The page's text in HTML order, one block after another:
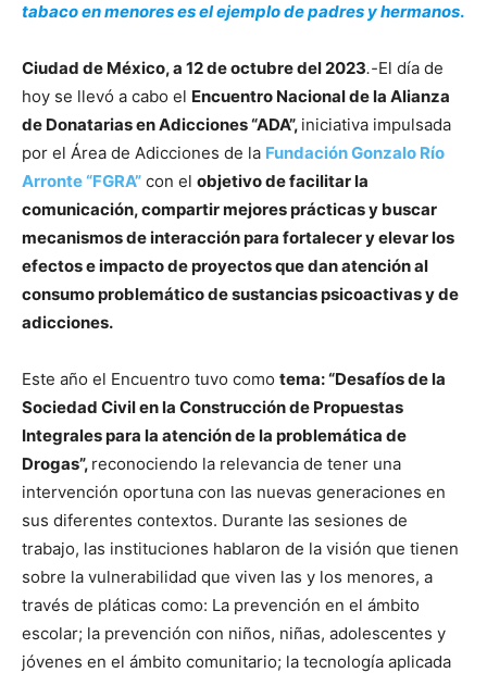
tabaco en menores es el ejemplo de padres y hermanos.
Ciudad de México, a 12 de octubre del 2023.-El día de
hoy se llevó a cabo el Encuentro Nacional de la Alianza
de Donatarias en Adicciones “ADA”, iniciativa impulsada
por el Área de Adicciones de la Fundación Gonzalo Río
Arronte “FGRA” con el objetivo de facilitar la
comunicación, compartir mejores prácticas y buscar
mecanismos de interacción para fortalecer y elevar los
efectos e impacto de proyectos que dan atención al
consumo problemático de sustancias psicoactivas y de
adicciones.
Este año el Encuentro tuvo como tema: “Desafíos de la
Sociedad Civil en la Construcción de Propuestas
Integrales para la atención de la problemática de
Drogas”, reconociendo la relevancia de tener una
intervención oportuna con las nuevas generaciones en
sus diferentes contextos. Durante las sesiones de
trabajo, las instituciones hablaron de la visión que tienen
sobre la vulnerabilidad que viven las y los menores, a
través de pláticas como: La prevención en el ámbito
escolar; la prevención con niños, niñas, adolescentes y
jóvenes en el ámbito comunitario; la tecnología aplicada